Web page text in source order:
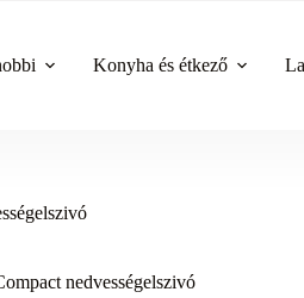
Konyha és étkező
nedvességelszivó